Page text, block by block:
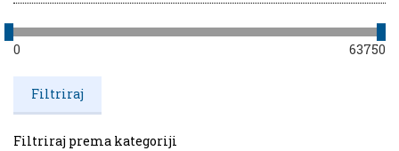
0 63750
Filtriraj prema kategoriji